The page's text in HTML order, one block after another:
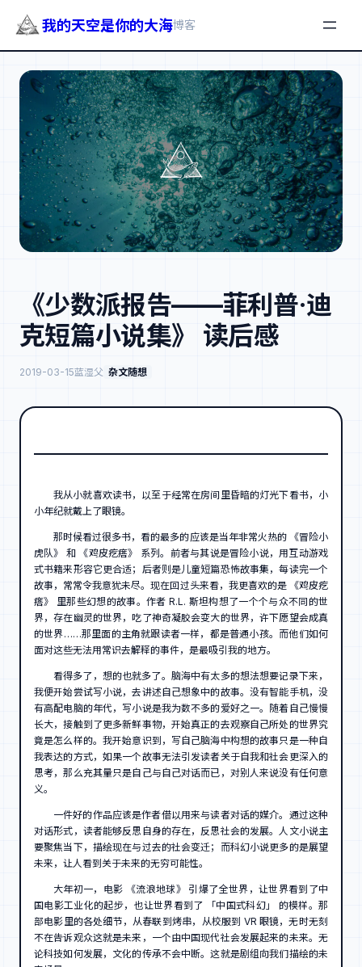
我的天空是你的大海博客
《少数派报告——菲利普·迪
克短篇小说集》 读后感
2019-03-15蓝湿父 杂文随想
我从小就喜欢读书，以至于经常在房间里昏暗的灯光下看书，小
小年纪就戴上了眼镜。
那时候看过很多书，看的最多的应该是当年非常火热的 《冒险小
虎队》 和 《鸡皮疙瘩》 系列。前者与其说是冒险小说，用互动游戏
式书籍来形容它更合适；后者则是儿童短篇恐怖故事集，每读完一个
故事，常常令我意犹未尽。现在回过头来看，我更喜欢的是 《鸡皮疙
瘩》 里那些幻想的故事。作者 R.L. 斯坦构想了一个个与众不同的世
界，存在幽灵的世界，吃了神奇凝胶会变大的世界，许下愿望会成真
的世界……那里面的主角就跟读者一样，都是普通小孩。而他们如何
面对这些无法用常识去解释的事件，是最吸引我的地方。
看得多了，想的也就多了。脑海中有太多的想法想要记录下来，
我便开始尝试写小说，去讲述自己想象中的故事。没有智能手机，没
有高配电脑的年代，写小说是我为数不多的爱好之一。随着自己慢慢
长大，接触到了更多新鲜事物，开始真正的去观察自己所处的世界究
竟是怎么样的。我开始意识到，写自己脑海中构想的故事只是一种自
我表达的方式，如果一个故事无法引发读者关于自我和社会更深入的
思考，那么充其量只是自己与自己对话而已，对别人来说没有任何意
义。
一件好的作品应该是作者借以用来与读者对话的媒介。通过这种
对话形式，读者能够反思自身的存在，反思社会的发展。人文小说主
要聚焦当下，描绘现在与过去的社会变迁；而科幻小说更多的是展望
未来，让人看到关于未来的无穷可能性。
大年初一，电影 《流浪地球》 引爆了全世界，让世界看到了中
国电影工业化的起步，也让世界看到了 「中国式科幻」 的模样。那
部电影里的各处细节，从春联到烤串，从校服到 VR 眼镜，无时无刻
不在告诉观众这就是未来，一个由中国现代社会发展起来的未来。无
论科技如何发展，文化的传承不会中断。这就是剧组向我们描绘的未